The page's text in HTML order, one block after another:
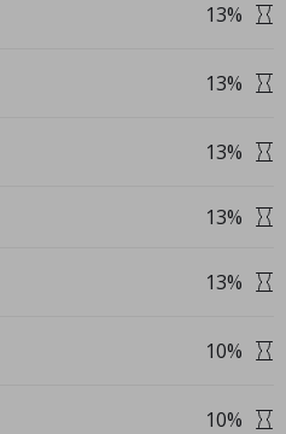
13%
13%
13%
13%
13%
10%
10%